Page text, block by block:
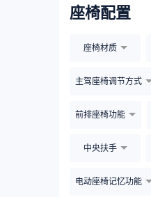
座椅配置
座椅材质
主驾座椅调节方式
前排座椅功能
中央扶手
电动座椅记忆功能